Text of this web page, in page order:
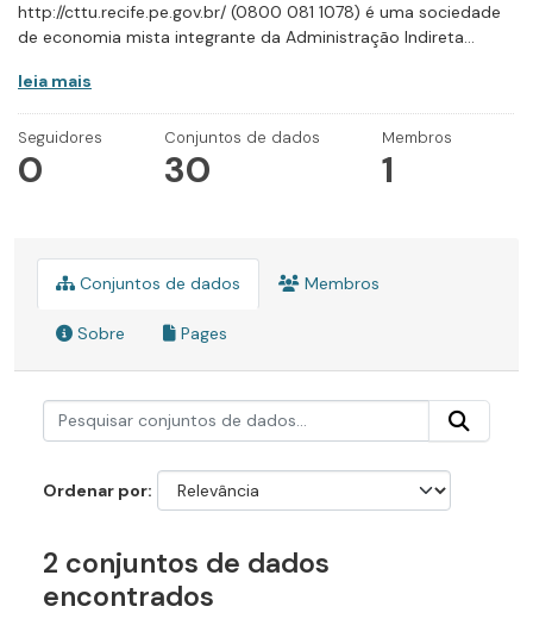
http://cttu.recife.pe.gov.br/ (0800 081 1078) é uma sociedade
de economia mista integrante da Administração Indireta...
leia mais
Seguidores
0
Conjuntos de dados
30
Membros
1
Conjuntos de dados Membros
Sobre Pages
Ordenar por
2 conjuntos de dados
encontrados